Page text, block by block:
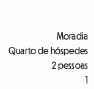
Moradia
Quarto de hóspedes
2 pessoas
1